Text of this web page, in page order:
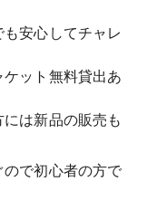
安心してチャレ
ット無料貸出あ
は新品の販売も
で初心者の方で